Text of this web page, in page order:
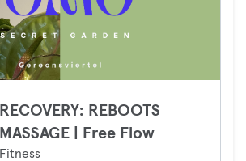
RECOVERY: REBOOTS
MASSAGE | Free Flow
Fitness